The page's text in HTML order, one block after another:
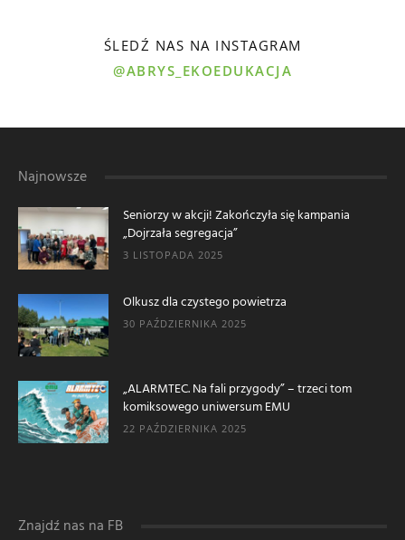
ŚLEDŹ NAS NA INSTAGRAM
@ABRYS_EKOEDUKACJA
Najnowsze
Seniorzy w akcji! Zakończyła się kampania
„Dojrzała segregacja”
3 LISTOPADA 2025
Olkusz dla czystego powietrza
30 PAŹDZIERNIKA 2025
„ALARMTEC. Na fali przygody” – trzeci tom
komiksowego uniwersum EMU
22 PAŹDZIERNIKA 2025
Znajdź nas na FB